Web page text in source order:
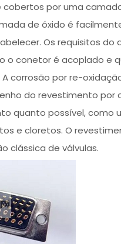
por uma
de óxido é
Os requisitos do
o conetor é acoplado e
corrosão por re-
do revestimento por
quanto possível, como
e cloretos. O
clássica de válvulas.